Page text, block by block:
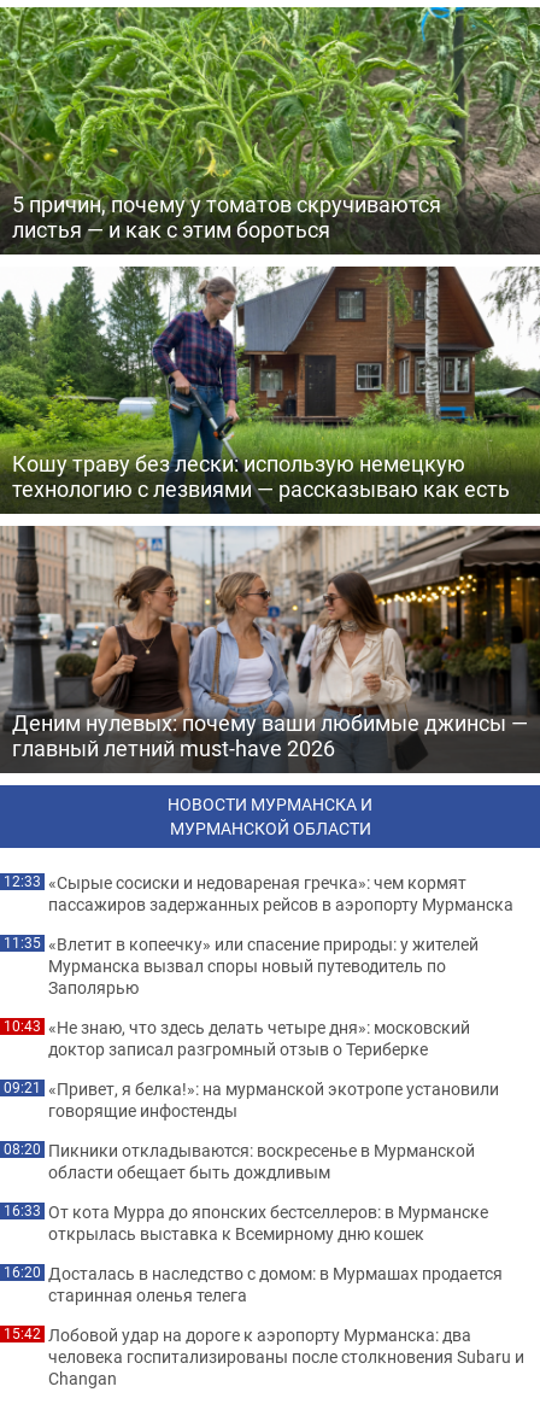
5 причин, почему у томатов скручиваются
листья — и как с этим бороться
Кошу траву без лески: использую немецкую
технологию с лезвиями — рассказываю как есть
Деним нулевых: почему ваши любимые джинсы —
главный летний must-have 2026
НОВОСТИ МУРМАНСКА И
МУРМАНСКОЙ ОБЛАСТИ
12:33 «Сырые сосиски и недовареная гречка»: чем кормят
пассажиров задержанных рейсов в аэропорту Мурманска
11:35 «Влетит в копеечку» или спасение природы: у жителей
Мурманска вызвал споры новый путеводитель по
Заполярью
10:43 «Не знаю, что здесь делать четыре дня»: московский
доктор записал разгромный отзыв о Териберке
09:21 «Привет, я белка!»: на мурманской экотропе установили
говорящие инфостенды
08:20 Пикники откладываются: воскресенье в Мурманской
области обещает быть дождливым
16:33 От кота Мурра до японских бестселлеров: в Мурманске
открылась выставка к Всемирному дню кошек
16:20 Досталась в наследство с домом: в Мурмашах продается
старинная оленья телега
15:42 Лобовой удар на дороге к аэропорту Мурманска: два
человека госпитализированы после столкновения Subaru и
Changan